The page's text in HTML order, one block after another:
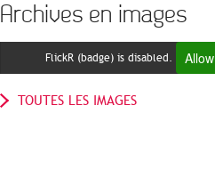
Archives en images
FlickR (badge) is disabled. Allow
TOUTES LES IMAGES